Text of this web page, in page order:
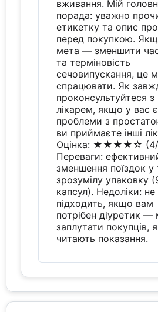
вживання. Мій
порада: уважно
етикетку та опис
перед покупкою.
мета — зменшити
та терміновість
сечовипускання, це
спрацювати. Як
проконсультуйтеся з
лікарем, якщо у вас є
проблеми з
ви приймаєте інші
Оцінка: ★★★★☆
Переваги:
зменшення поїздок у
зрозумілу упаковку
капсул). Недоліки: не
підходить, якщо вам
потрібен діуретик
заплутати покупців,
читають показання.